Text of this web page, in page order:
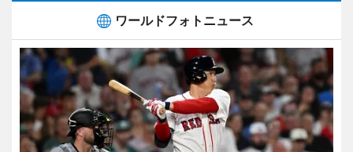
ワールドフォトニュース